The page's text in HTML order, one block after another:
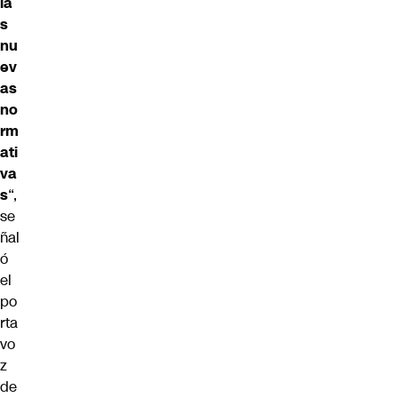
s
nu
ev
as
no
rm
ati
va
s“,
se
ñal
ó
el
po
rta
vo
z
de